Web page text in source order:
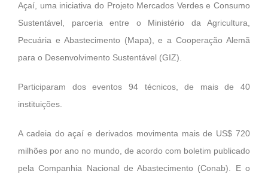
Açaí, uma iniciativa do Projeto Mercados Verdes e Consumo
Sustentável, parceria entre o Ministério da Agricultura,
Pecuária e Abastecimento (Mapa), e a Cooperação Alemã
para o Desenvolvimento Sustentável (GIZ).
Participaram dos eventos 94 técnicos, de mais de 40
instituições.
A cadeia do açaí e derivados movimenta mais de US$ 720
milhões por ano no mundo, de acordo com boletim publicado
pela Companhia Nacional de Abastecimento (Conab). E o